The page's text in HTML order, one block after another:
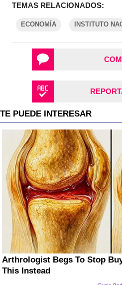
TEMAS RELACIONADOS:
ECONOMÍA INSTITUTO